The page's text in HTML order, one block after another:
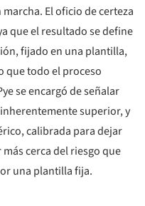
El oficio de certeza
que el resultado se define
fijado en una plantilla,
que todo el proceso
se encargó de señalar
superior, y
calibrada para dejar
cerca del riesgo que
una plantilla fija.